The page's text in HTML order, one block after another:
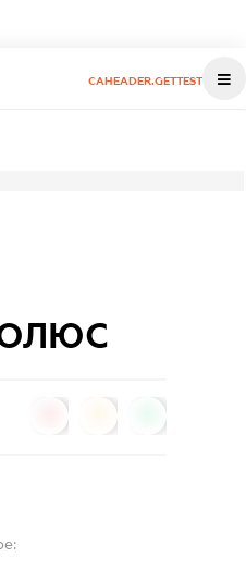
CAHEADER.GETTEST